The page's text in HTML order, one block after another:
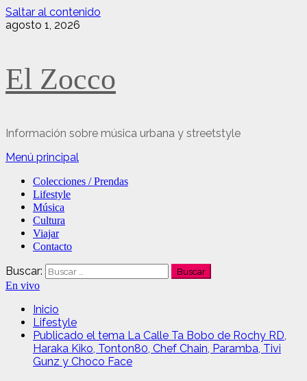
Saltar al contenido
agosto 1, 2026
El Zocco
Información sobre música urbana y streetstyle
Menú principal
Colecciones / Prendas
Lifestyle
Música
Cultura
Viajar
Contacto
Buscar:
En vivo
Inicio
Lifestyle
Publicado el tema La Calle Ta Bobo de Rochy RD,
Haraka Kiko, Tonton80, Chef Chain, Paramba, Tivi
Gunz y Choco Face